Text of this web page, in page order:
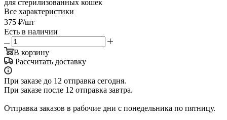
для стерилизованных кошек
Все характеристики
375 ₽/шт
Есть в наличии
В корзину
Рассчитать доставку
При заказе до 12 отправка сегодня.
При заказе после 12 отправка завтра.
Отправка заказов в рабочие дни с понедельника по пятницу.